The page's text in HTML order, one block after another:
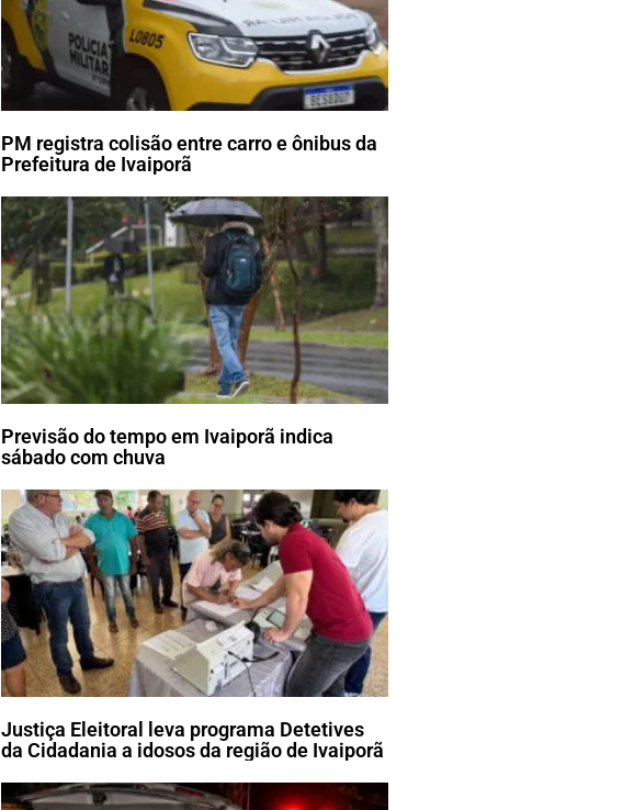
PM registra colisão entre carro e ônibus da
Prefeitura de Ivaiporã
Previsão do tempo em Ivaiporã indica
sábado com chuva
Justiça Eleitoral leva programa Detetives
da Cidadania a idosos da região de Ivaiporã